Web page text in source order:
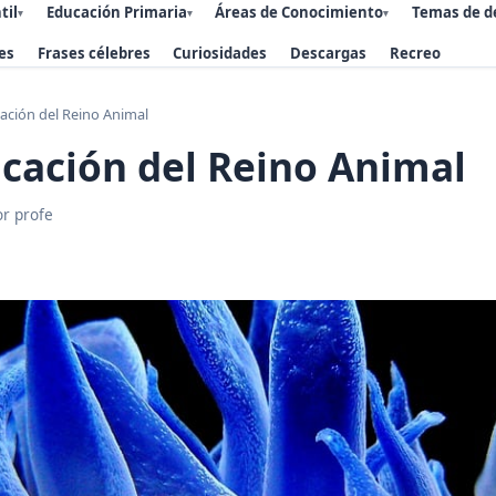
▾ Educación Primaria▾ Áreas de Conocimiento▾ Temas de
Frases célebres Curiosidades Descargas Recreo
del Reino Animal
del Reino Animal
profe